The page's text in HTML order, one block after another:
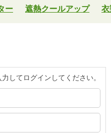
ー 遮熱クールアップ 衣
してログインしてください。